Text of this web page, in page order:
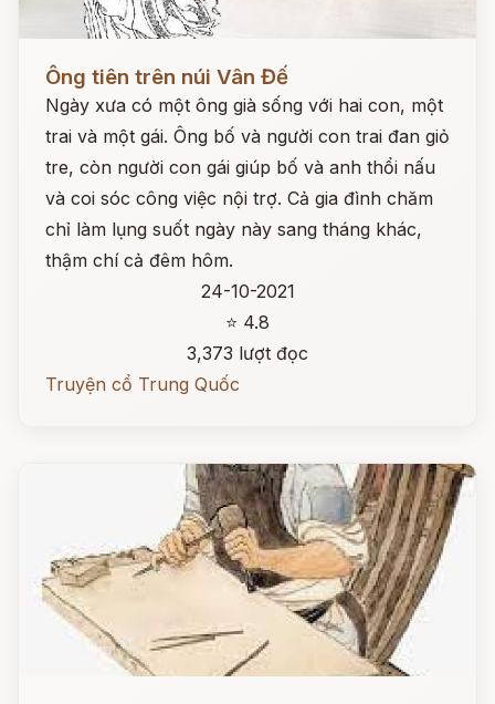
Đọc ngay
Ông tiên trên núi Vân Đế
Ngày xưa có một ông già sống với hai con, một
trai và một gái. Ông bố và người con trai đan giỏ
tre, còn người con gái giúp bố và anh thổi nấu
và coi sóc công việc nội trợ. Cả gia đình chăm
chỉ làm lụng suốt ngày này sang tháng khác,
thậm chí cả đêm hôm.
24-10-2021
⭐ 4.8
3,373 lượt đọc
Truyện cổ Trung Quốc